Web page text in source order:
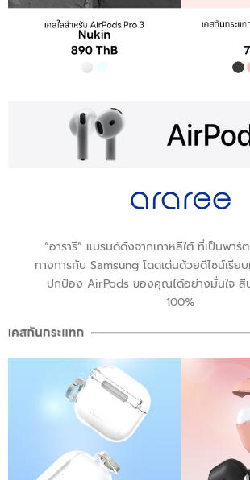
“อารารี” แบรนด์ดังจากเกาหลีใต้ ที่เป็นพาร์
ทางการกับ Samsung โดดเด่นด้วยดีไซน์เรีย
ปกป้อง AirPods ของคุณได้อย่างมั่นใจ สิ
100%